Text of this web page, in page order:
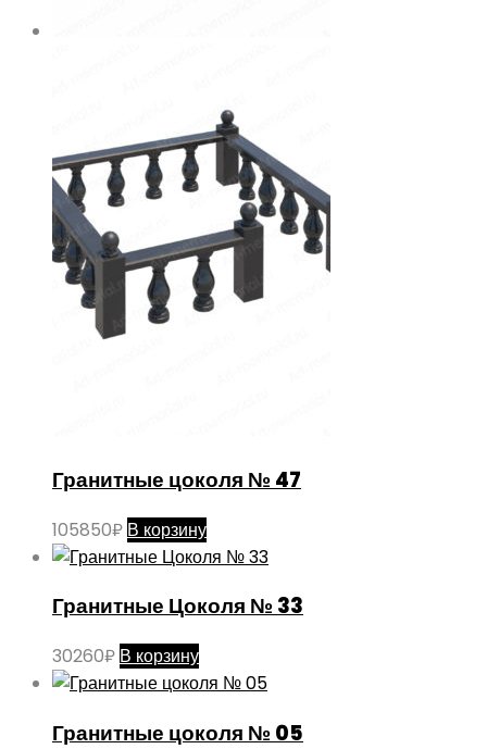
Гранитные цоколя № 47
105850₽ В корзину
Гранитные Цоколя № 33
30260₽ В корзину
Гранитные цоколя № 05